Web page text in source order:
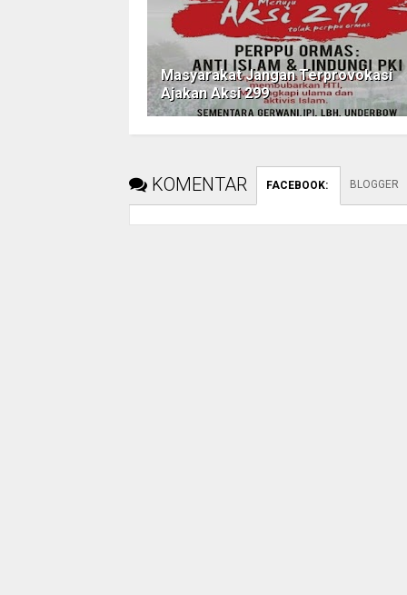
KH Abd Hadi Nur berharap, melawan isu
memberikan efek positif terhadap
"Jika dulu Pak Jokowi kalah di Madura,
Selain dengan istighasah, lanjutnya,
memberikan pemahaman isu hoaks, black
"Door to door kami sampaikan visi dan
Masyarakat Jangan Terprovokasi
Ajakan Aksi 299
KOMENTAR FACEBOOK: BLOGGER